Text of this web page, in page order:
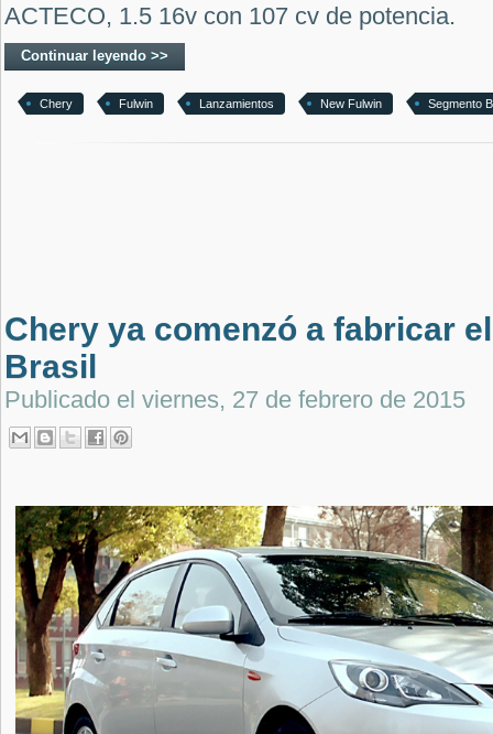
ACTECO, 1.5 16v con 107 cv de potencia.
Continuar leyendo >>
Chery Fulwin Lanzamientos New Fulwin Segmento B
Chery ya comenzó a fabricar
Brasil
Publicado el viernes, 27 de febrero de 2015